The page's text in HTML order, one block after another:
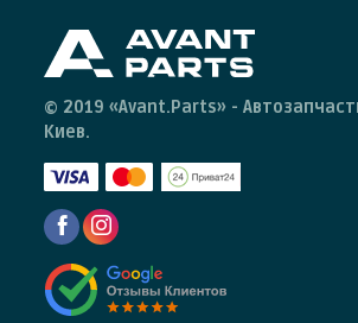
© 2019 «Avant.Parts» -
Киев.